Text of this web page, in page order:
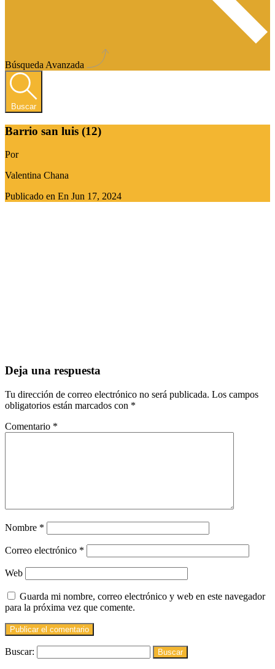
Búsqueda Avanzada
Buscar
Barrio san luis (12)
Por
Valentina Chana
Publicado en En Jun 17, 2024
Deja una respuesta
Tu dirección de correo electrónico no será publicada. Los campos
obligatorios están marcados con *
Comentario *
Nombre *
Correo electrónico *
Web
Guarda mi nombre, correo electrónico y web en este navegador
para la próxima vez que comente.
Buscar: